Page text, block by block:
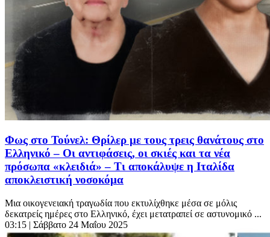
Φως στο Τούνελ: Θρίλερ με τους τρεις θανάτους στο
Ελληνικό – Οι αντιφάσεις, οι σκιές και τα νέα
πρόσωπα «κλειδιά» – Τι αποκάλυψε η Ιταλίδα
αποκλειστική νοσοκόμα
Μια οικογενειακή τραγωδία που εκτυλίχθηκε μέσα σε μόλις
δεκατρείς ημέρες στο Ελληνικό, έχει μετατραπεί σε αστυνομικό ...
03:15 | Σάββατο 24 Μαΐου 2025